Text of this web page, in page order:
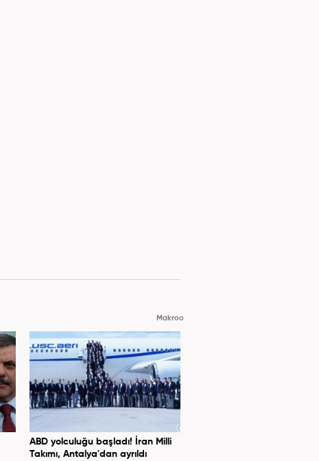
Makroo
ABD yolculuğu başladı! İran Milli
Takımı, Antalya'dan ayrıldı